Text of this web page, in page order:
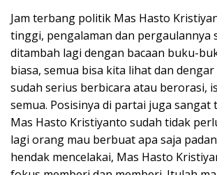
Jam terbang politik Mas Hasto
tinggi, pengalaman dan pergaulannya
ditambah lagi dengan bacaan buku-
biasa, semua bisa kita lihat dan
sudah serius berbicara atau berorasi,
semua. Posisinya di partai juga sangat
Mas Hasto Kristiyanto sudah tidak
lagi orang mau berbuat apa saja
hendak mencelakai, Mas Hasto